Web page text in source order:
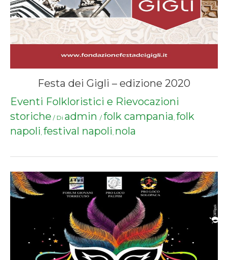
Festa dei Gigli – edizione 2020
Eventi Folkloristici e Rievocazioni
storiche / Di admin / folk campania, folk
napoli, festival napoli, nola